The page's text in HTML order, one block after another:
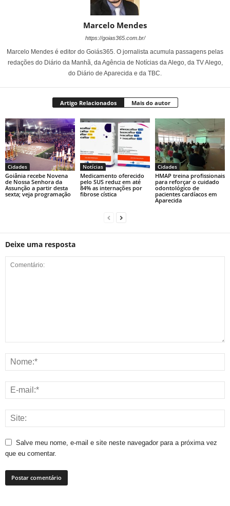
Marcelo Mendes
https://goias365.com.br/
Marcelo Mendes é editor do Goiás365. O jornalista acumula passagens pelas
redações do Diário da Manhã, da Agência de Notícias da Alego, da TV Alego,
do Diário de Aparecida e da TBC.
Artigo Relacionados Mais do autor
Cidades
Goiânia recebe Novena
de Nossa Senhora da
Assunção a partir desta
sexta; veja programação
Notícias
Medicamento oferecido
pelo SUS reduz em até
84% as internações por
fibrose cística
Cidades
HMAP treina profissionais
para reforçar o cuidado
odontológico de
pacientes cardíacos em
Aparecida
Deixe uma resposta
Salve meu nome, e-mail e site neste navegador para a próxima vez
que eu comentar.